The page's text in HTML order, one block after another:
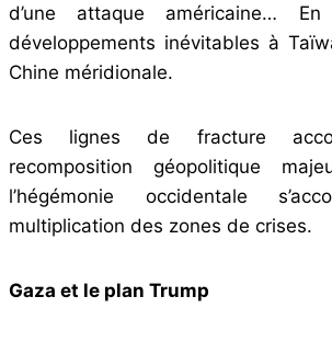
d’une attaque américaine…
développements inévitables à
Chine méridionale.
Ces lignes de fracture
recomposition géopolitique
l’hégémonie occidentale
multiplication des zones de crises.
Gaza et le plan Trump